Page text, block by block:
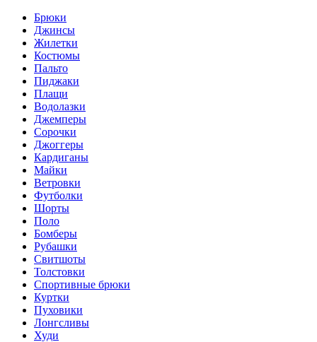
Брюки
Джинсы
Жилетки
Костюмы
Пальто
Пиджаки
Плащи
Водолазки
Джемперы
Сорочки
Джоггеры
Кардиганы
Майки
Ветровки
Футболки
Шорты
Поло
Бомберы
Рубашки
Свитшоты
Толстовки
Спортивные брюки
Куртки
Пуховики
Лонгсливы
Худи